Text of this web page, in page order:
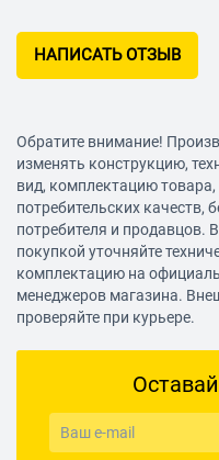
НАПИСАТЬ ОТЗЫВ
Обратите внимание!
изменять конструкцию,
вид, комплектацию
потребительских качеств,
потребителя и продавцов.
покупкой уточняйте
комплектацию на
менеджеров магазина.
проверяйте при курьере.